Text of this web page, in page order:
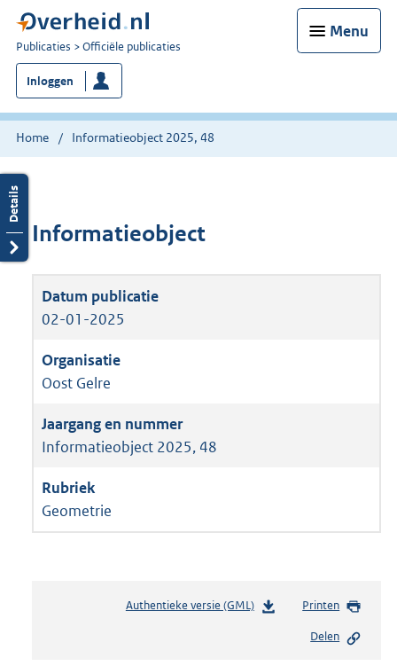
Menu
U
bent
nu
hier:
Publicaties Officiële publicaties
Inloggen
Home Informatieobject 2025, 48
Informatieobject
02-01-2025
Oost Gelre
Informatieobject 2025, 48
Geometrie
Authentieke versie (GML)b
Printen
Delen